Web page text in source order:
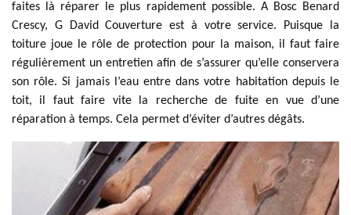
faites là réparer le plus rapidement possible. A Bosc Benard
Crescy, G David Couverture est à votre service. Puisque la
toiture joue le rôle de protection pour la maison, il faut faire
régulièrement un entretien afin de s’assurer qu’elle conservera
son rôle. Si jamais l’eau entre dans votre habitation depuis le
toit, il faut faire vite la recherche de fuite en vue d’une
réparation à temps. Cela permet d’éviter d’autres dégâts.